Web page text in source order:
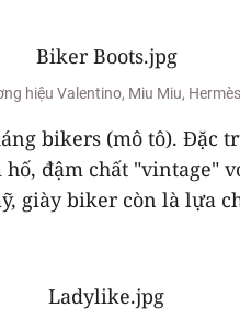
hiệu Valentino, Miu Miu,
bikers (mô tô).
đậm chất
giày biker còn là lựa